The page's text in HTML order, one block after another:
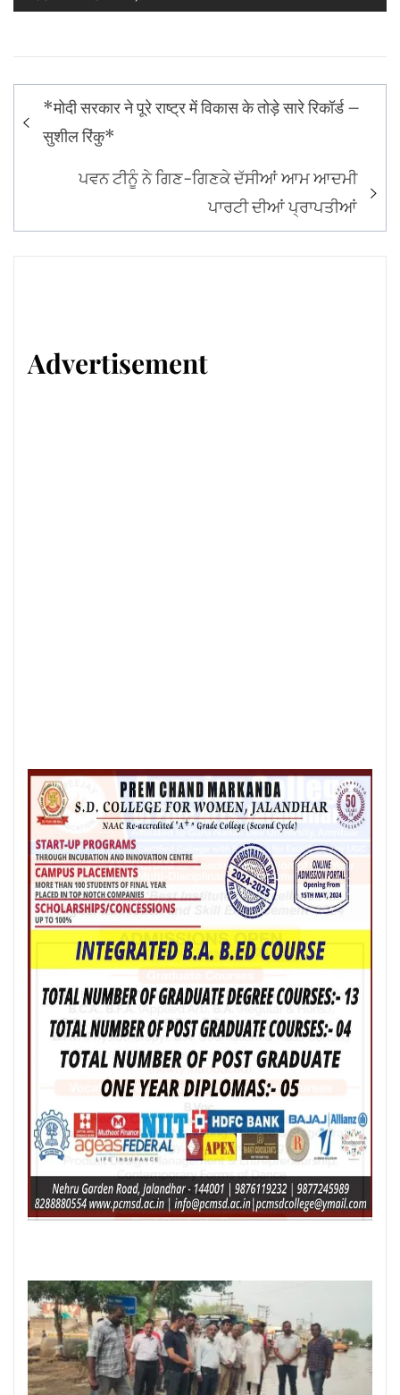
Post
navigation
*मोदी सरकार ने पूरे राष्ट्र में विकास के तोड़े सारे रिकॉर्ड –
सुशील रिंकु*
ਪਵਨ ਟੀਨੂੰ ਨੇ ਗਿਣ-ਗਿਣਕੇ ਦੱਸੀਆਂ ਆਮ ਆਦਮੀ
ਪਾਰਟੀ ਦੀਆਂ ਪ੍ਰਾਪਤੀਆਂ
Advertisement